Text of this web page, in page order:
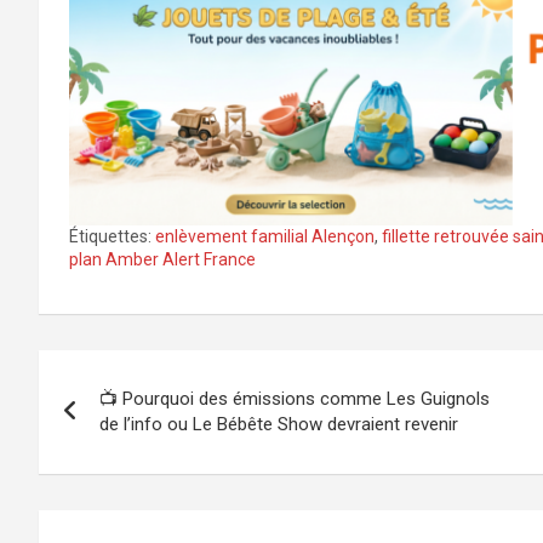
Étiquettes: enlèvement familial Alençon, fillette retrouvée
plan Amber Alert France
de
l’article
📺 Pourquoi des émissions comme Les Guignols
de l’info ou Le Bébête Show devraient revenir